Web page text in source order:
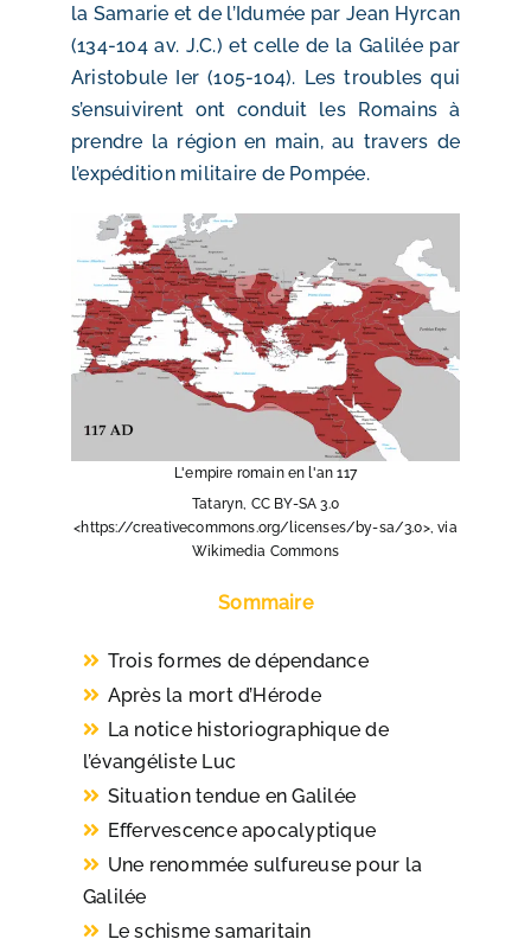
la Samarie et de l’Idumée par Jean Hyrcan
(134-104 av. J.C.) et celle de la Galilée par
Aristobule Ier (105-104). Les troubles qui
s’ensuivirent ont conduit les Romains à
prendre la région en main, au travers de
l’expédition militaire de Pompée.
L'empire romain en l'an 117
Tataryn, CC BY-SA 3.0
<https://creativecommons.org/licenses/by-sa/3.0>, via
Wikimedia Commons
Sommaire
Trois formes de dépendance
Après la mort d’Hérode
La notice historiographique de
l’évangéliste Luc
Situation tendue en Galilée
Effervescence apocalyptique
Une renommée sulfureuse pour la
Galilée
Le schisme samaritain​